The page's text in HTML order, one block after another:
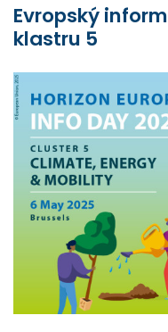
Evropský
klastru 5